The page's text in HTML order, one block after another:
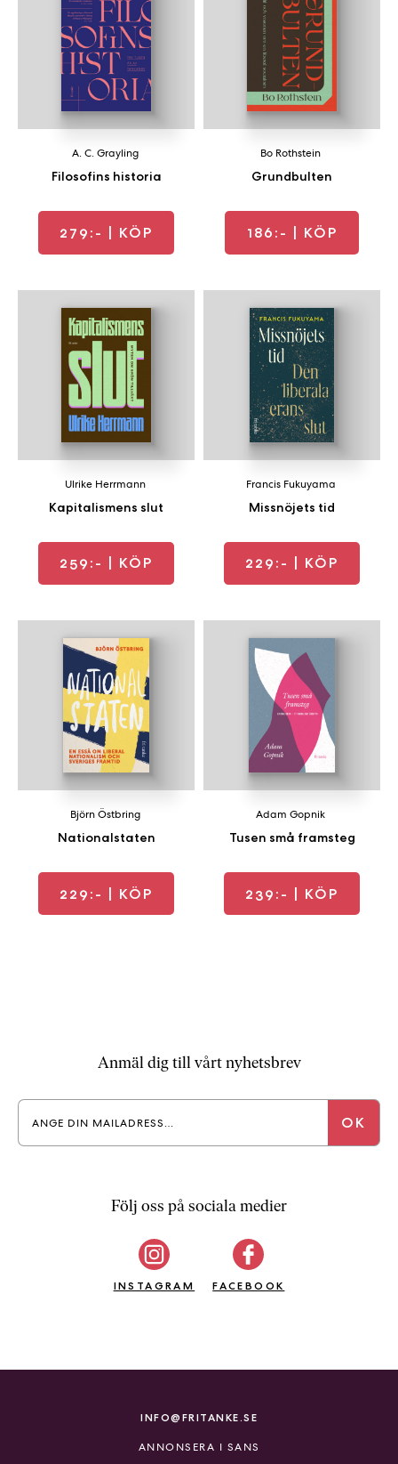
Filosofins historia
A. C. Grayling
279:- | KÖP
Grundbulten
Bo Rothstein
186:- | KÖP
Kapitalismens slut
Ulrike Herrmann
259:- | KÖP
Missnöjets tid
Francis Fukuyama
229:- | KÖP
Nationalstaten
Björn Östbring
229:- | KÖP
Tusen små framsteg
Adam Gopnik
239:- | KÖP
Anmäl dig till vårt nyhetsbrev
Följ oss på sociala medier
INSTAGRAM FACEBOOK
INFO@FRITANKE.SE
ANNONSERA I SANS